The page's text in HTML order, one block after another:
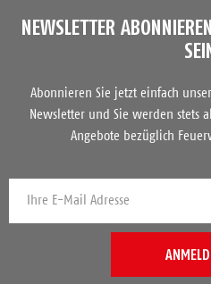
NEWSLETTER
Abonnieren Sie jetzt einfach
Newsletter und Sie werden stets
Angebote bezüglich